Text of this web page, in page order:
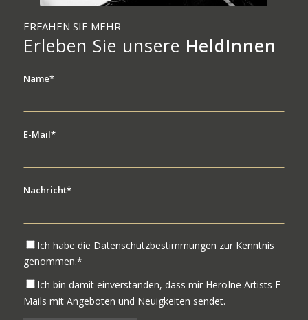
ERFAHEN SIE MEHR
Erleben Sie unsere HeldInnen
Name*
E-Mail*
Nachricht*
Ich habe die Datenschutzbestimmungen zur Kenntnis
genommen.*
Ich bin damit einverstanden, dass mir HeroIne Artists E-
Mails mit Angeboten und Neuigkeiten sendet.